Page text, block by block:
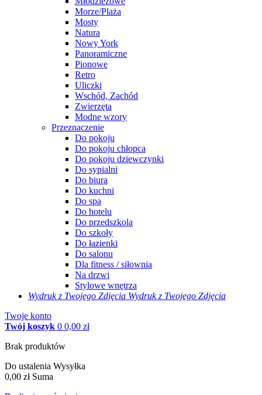
Morze/Plaża
Mosty
Natura
Nowy York
Panoramiczne
Pionowe
Retro
Uliczki
Wschód, Zachód
Zwierzęta
Modne wzory
Przeznaczenie
Do pokoju
Do pokoju chłopca
Do pokoju dziewczynki
Do sypialni
Do biura
Do kuchni
Do spa
Do hotelu
Do przedszkola
Do szkoły
Do łazienki
Do salonu
Dla fitness / siłownia
Na drzwi
Stylowe wnętrza
Wydruk z Twojego Zdjęcia Wydruk z Twojego Zdjęcia
Twoje konto
Twój koszyk 0 0,00 zł
Brak produktów
Do ustalenia Wysyłka
0,00 zł Suma